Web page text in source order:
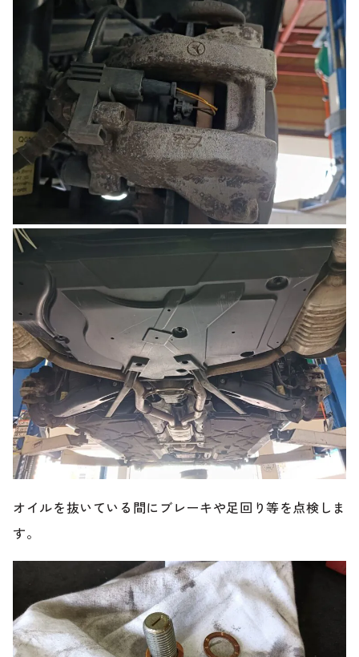
オイルを抜いている間にブレーキや足回り等を点検しま
す。